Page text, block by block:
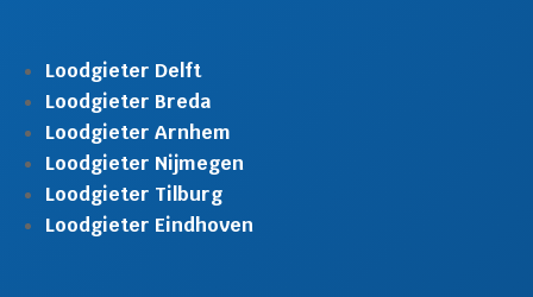
Loodgieter Delft
Loodgieter Breda
Loodgieter Arnhem
Loodgieter Nijmegen
Loodgieter Tilburg
Loodgieter Eindhoven